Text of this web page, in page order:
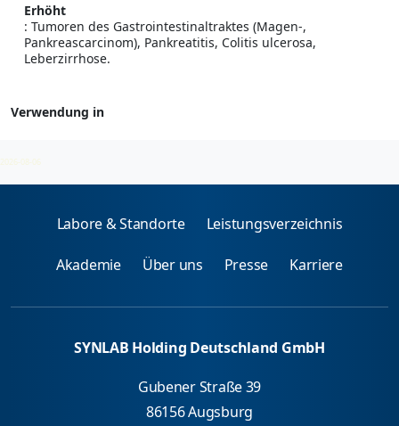
Erhöht
: Tumoren des Gastrointestinaltraktes (Magen-,
Pankreascarcinom), Pankreatitis, Colitis ulcerosa,
Leberzirrhose.
Verwendung in
2026-08-06
Labore & Standorte Leistungsverzeichnis
Akademie Über uns Presse Karriere
SYNLAB Holding Deutschland GmbH
Gubener Straße 39
86156 Augsburg